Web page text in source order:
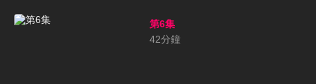
第6集
42分鐘